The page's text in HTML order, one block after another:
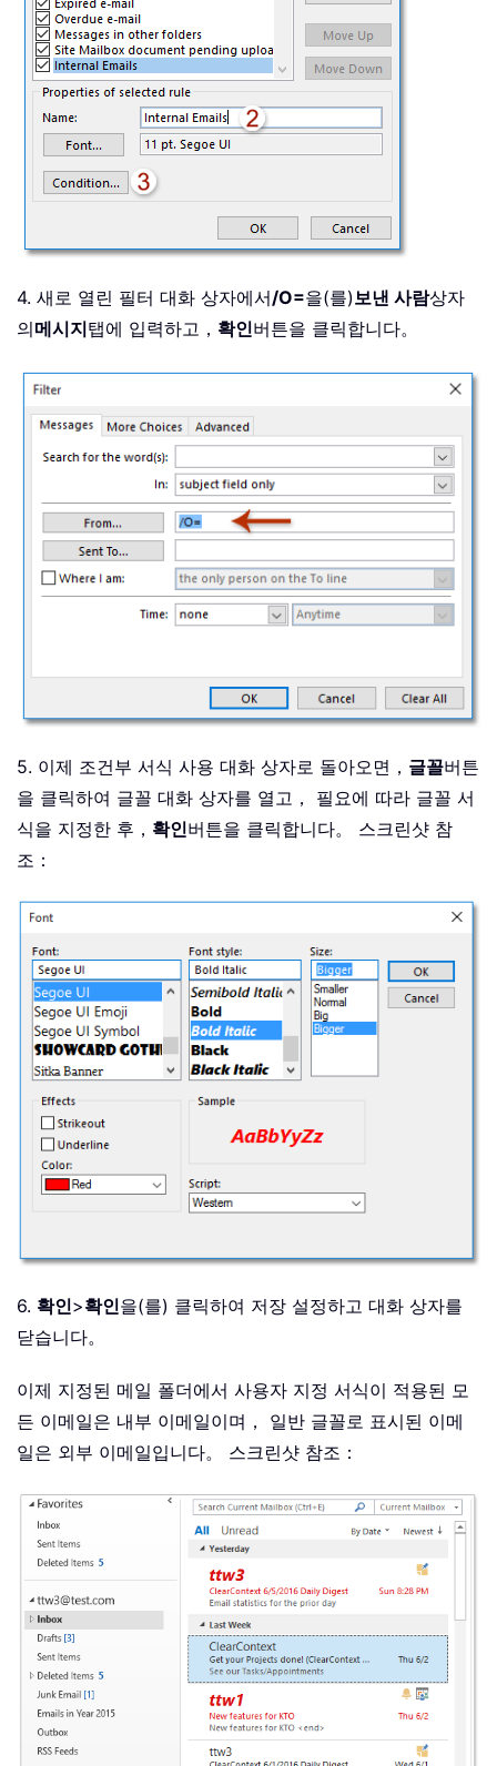
4. 새로 열린 필터 대화 상자에서/O=을(를)보낸 사람상자
의메시지탭에 입력하고， 확인버튼을 클릭합니다。
5. 이제 조건부 서식 사용 대화 상자로 돌아오면， 글꼴버튼
을 클릭하여 글꼴 대화 상자를 열고， 필요에 따라 글꼴 서
식을 지정한 후， 확인버튼을 클릭합니다。 스크린샷 참
조：
6. 확인>확인을(를) 클릭하여 저장 설정하고 대화 상자를
닫습니다。
이제 지정된 메일 폴더에서 사용자 지정 서식이 적용된 모
든 이메일은 내부 이메일이며， 일반 글꼴로 표시된 이메
일은 외부 이메일입니다。 스크린샷 참조：